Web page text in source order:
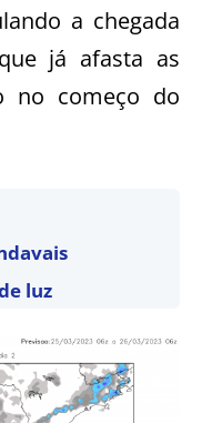
a chegada
já afasta as
no começo do
luz